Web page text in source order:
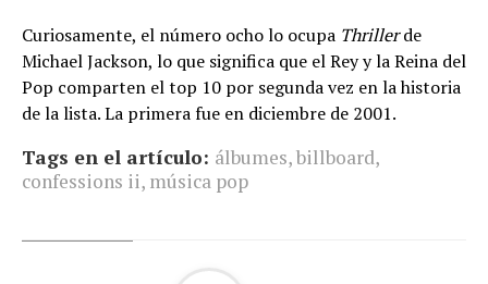
Curiosamente, el número ocho lo ocupa Thrillerde
Michael Jackson, lo que significa que el Rey y la Reina del
Pop comparten el top 10 por segunda vez en la historia
de la lista. La primera fue en diciembre de 2001.
Tags en el artículo: álbumes,billboard,
confessions ii, música pop